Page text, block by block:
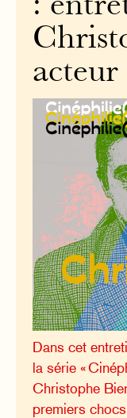
:
Dans cet
la série «
Christophe
premiers